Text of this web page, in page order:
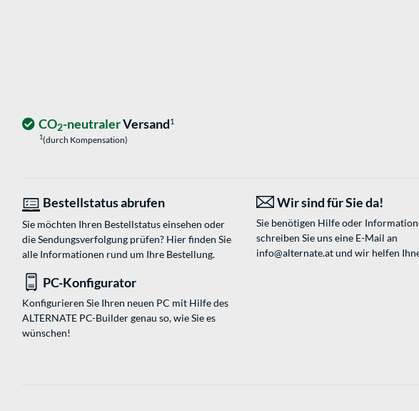
CO2-neutralerVersand1
1(durch Kompensation)
Bestellstatus abrufen
Sie möchten Ihren Bestellstatus einsehen oder
die Sendungsverfolgung prüfen? Hier finden Sie
alle Informationen rund um Ihre Bestellung.
Wir sind für Sie da!
Sie benötigen Hilfe oder
schreiben Sie uns eine E-Mail an
info@alternate.atund wir helfen
PC-Konfigurator
Konfigurieren Sie Ihren neuen PC mit Hilfe des
ALTERNATE PC-Builder genau so, wie Sie es
wünschen!